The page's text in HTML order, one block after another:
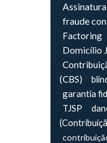
fraude
Factoring
Domicílio
(CBS)
garantia
TJSP